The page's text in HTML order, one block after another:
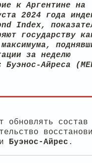
к Аргентине на
2024 года
Index,
государству
за неделю
Айреса
обновлять состав
Буэнос-Айрес .